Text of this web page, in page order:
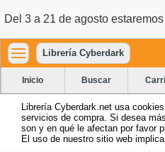
Del 3 a 21 de agosto
Librería Cyberdark
Inicio Buscar
Librería Cyberdark.net usa
servicios de compra. Si desea
son y en qué le afectan por favor
El uso de nuestro sitio web